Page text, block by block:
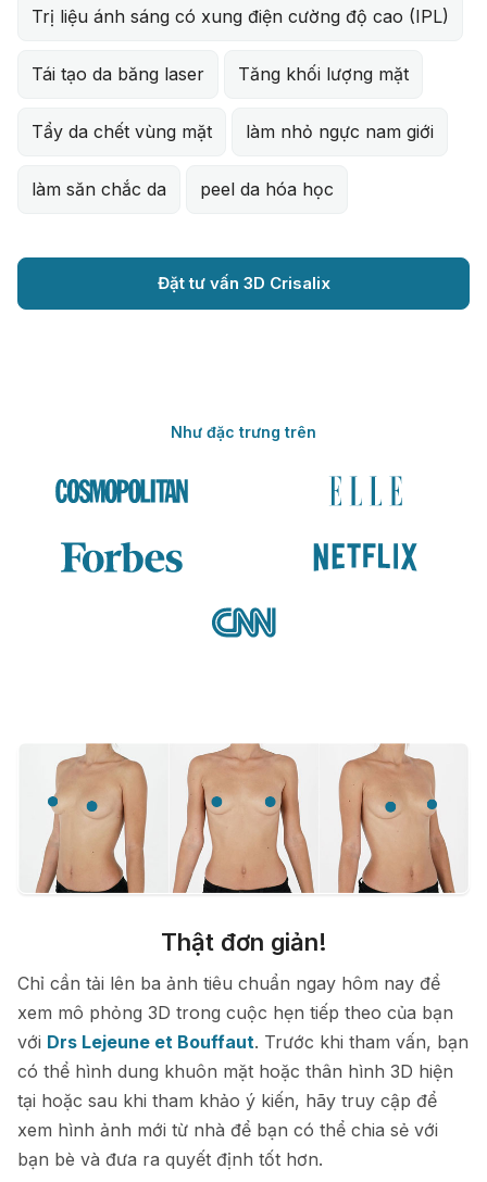
Trị liệu ánh sáng có xung điện cường độ cao (IPL)
Tái tạo da băng laser Tăng khối lượng mặt
Tẩy da chết vùng mặt làm nhỏ ngực nam giới
làm săn chắc da peel da hóa học
Đặt tư vấn 3D Crisalix
Như đặc trưng trên
Thật đơn giản!
Chỉ cần tải lên ba ảnh tiêu chuẩn ngay hôm nay để
xem mô phỏng 3D trong cuộc hẹn tiếp theo của bạn
với Drs Lejeune et Bouffaut. Trước khi tham vấn, bạn
có thể hình dung khuôn mặt hoặc thân hình 3D hiện
tại hoặc sau khi tham khảo ý kiến, hãy truy cập để
xem hình ảnh mới từ nhà để bạn có thể chia sẻ với
bạn bè và đưa ra quyết định tốt hơn.